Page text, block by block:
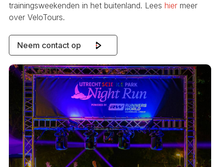
trainingsweekenden in het buitenland. Lees hier meer
over VeloTours.
Neem contact op